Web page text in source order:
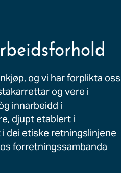
og vi har forplikta oss
og vere i
innarbeidd i
djupt etablert i
dei etiske retningslinjene
forretningssambanda